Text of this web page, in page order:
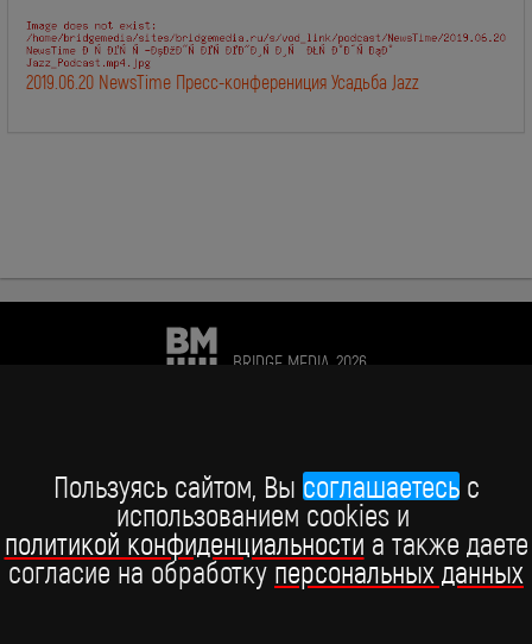
Пользуясь сайтом, Вы соглашаетесьc
использованием cookies и
политикой конфиденциальности а также даете
согласие на обработкуперсональных данных
2019.06.20 NewsTime Пресс-конферениция Усадьба Jazz
BRIDGE MEDIA, 2026
Telegram BRIDGE MEDIA
Telegram BABY TIME
ВКонтакте